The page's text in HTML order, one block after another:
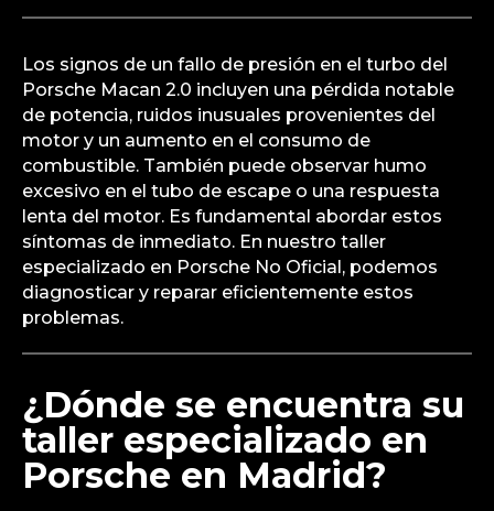
Los signos de un fallo de presión en el turbo del
Porsche Macan 2.0 incluyen una pérdida notable
de potencia, ruidos inusuales provenientes del
motor y un aumento en el consumo de
combustible. También puede observar humo
excesivo en el tubo de escape o una respuesta
lenta del motor. Es fundamental abordar estos
síntomas de inmediato. En nuestro taller
especializado en Porsche No Oficial, podemos
diagnosticar y reparar eficientemente estos
problemas.
¿Dónde se encuentra su
taller especializado en
Porsche en Madrid?